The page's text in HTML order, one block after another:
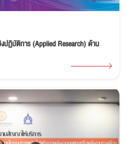
งปฏิบัติการ (Applied Research) ด้าน